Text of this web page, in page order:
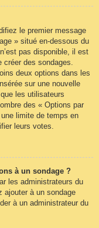
le premier message
» situé en-dessous du
pas disponible, il est
des sondages.
deux options dans les
sur une nouvelle
les utilisateurs
des « Options par
limite de temps en
leurs votes.
à un sondage ?
les administrateurs du
ajouter à un sondage
à un administrateur du